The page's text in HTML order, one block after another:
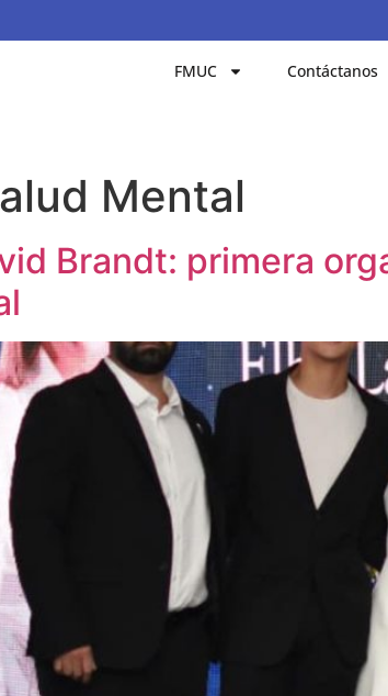
FMUC Contáctanos
Mental
Brandt: primera